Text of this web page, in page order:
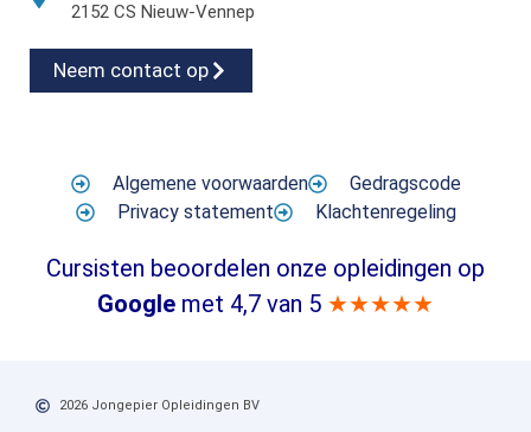
2152 CS Nieuw-Vennep
Neem contact op
Algemene voorwaarden
Gedragscode
Privacy statement
Klachtenregeling
Cursisten beoordelen onze opleidingen op
Google met 4,7 van 5 ★★★★★
2026 Jongepier Opleidingen BV